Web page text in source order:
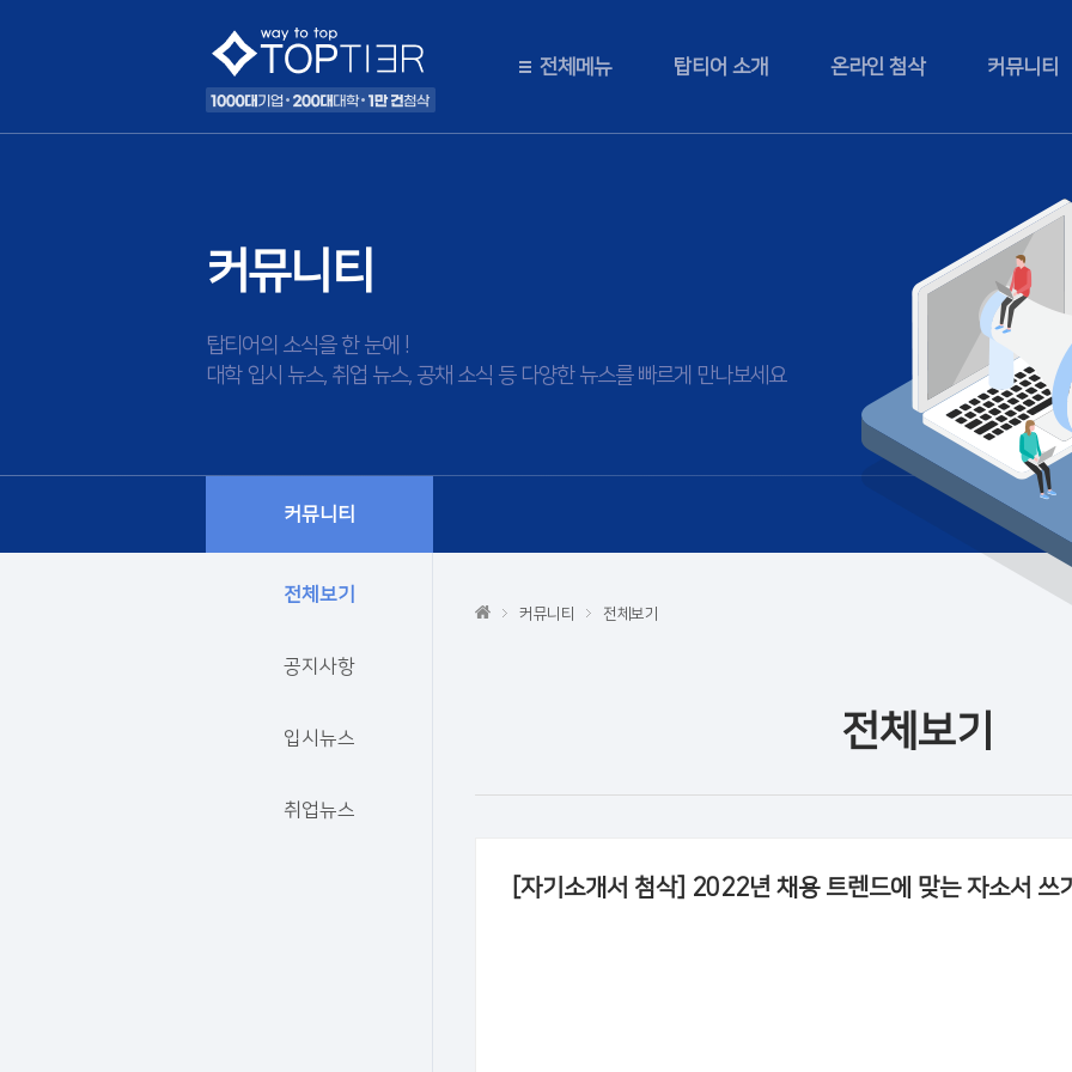
전체메뉴 탑티어 소개 온라인 첨삭 커뮤니티
커뮤니티
탑티어의 소식을 한 눈에 !
대학 입시 뉴스, 취업 뉴스, 공채 소식 등 다양한 뉴스를 빠르게 만나보세요
커뮤니티
전체보기
공지사항
입시뉴스
취업뉴스
커뮤니티 전체보기
전체보기
[자기소개서 첨삭] 2022년 채용 트렌드에 맞는 자소서 쓰